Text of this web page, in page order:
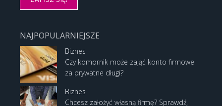
NAJPOPULARNIEJSZE
Biznes
Czy komornik może zająć konto firmowe
za prywatne długi?
Biznes
Chcesz założyć własną firmę? Sprawdź,